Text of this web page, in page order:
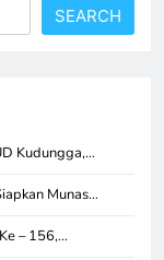
SEARCH
Kudungga,…
Munas…
– 156,…